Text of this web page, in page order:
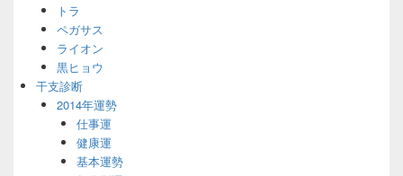
トラ
ペガサス
ライオン
黒ヒョウ
干支診断
2014年運勢
仕事運
健康運
基本運勢